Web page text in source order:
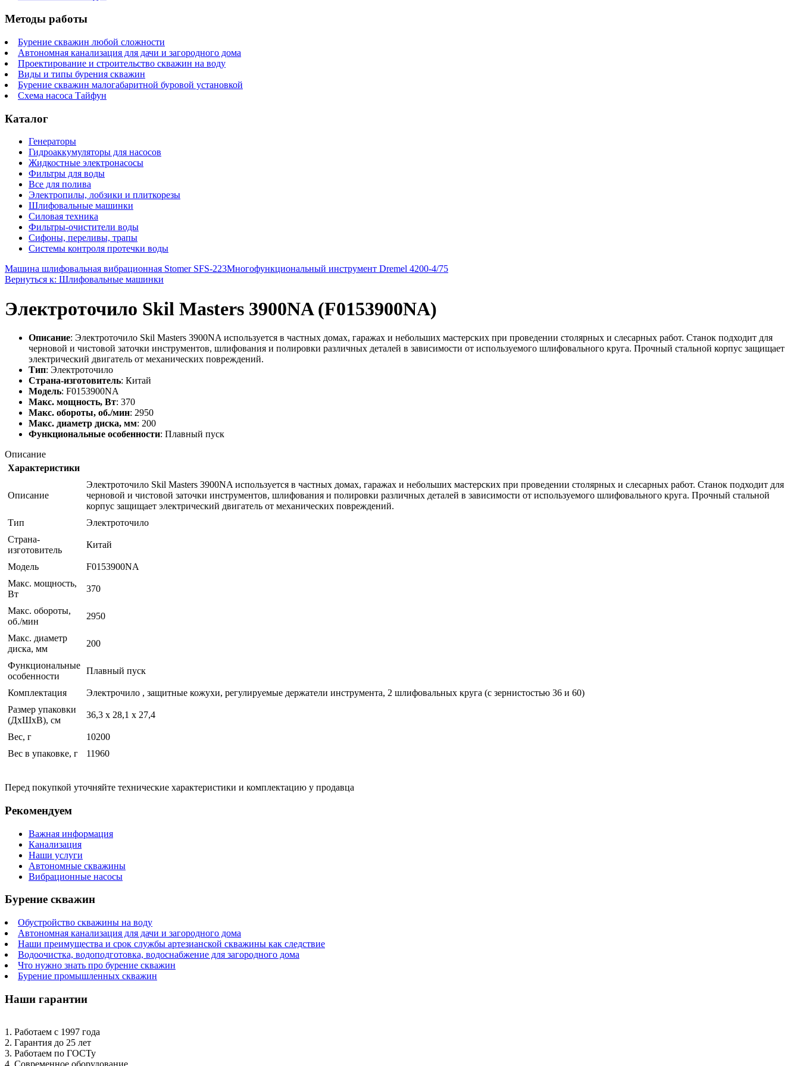
Методы работы
Бурение скважин любой сложности
Автономная канализация для дачи и загородного дома
Проектирование и строительство скважин на воду
Виды и типы бурения скважин
Бурение скважин малогабаритной буровой установкой
Схема насоса Тайфун
Каталог
Генераторы
Гидроаккумуляторы для насосов
Жидкостные электронасосы
Фильтры для воды
Все для полива
Электропилы, лобзики и плиткорезы
Шлифовальные машинки
Силовая техника
Фильтры-очистители воды
Сифоны, переливы, трапы
Системы контроля протечки воды
Машина шлифовальная вибрационная Stomer SFS-223Многофункциональный инструмент Dremel 4200-4/75
Вернуться к: Шлифовальные машинки
Электроточило Skil Masters 3900NA (F0153900NA)
Описание: Электроточило Skil Masters 3900NA используется в частных домах, гаражах и небольших мастерских при проведении столярных и слесарных работ. Станок подходит для
черновой и чистовой заточки инструментов, шлифования и полировки различных деталей в зависимости от используемого шлифовального круга. Прочный стальной корпус защищает
электрический двигатель от механических повреждений.
Тип: Электроточило
Страна-изготовитель: Китай
Модель: F0153900NA
Макс. мощность, Вт: 370
Макс. обороты, об./мин: 2950
Макс. диаметр диска, мм: 200
Функциональные особенности: Плавный пуск
Описание
Характеристики
Описание
Электроточило Skil Masters 3900NA используется в частных домах, гаражах и небольших мастерских при проведении столярных и слесарных работ. Станок подходит для
черновой и чистовой заточки инструментов, шлифования и полировки различных деталей в зависимости от используемого шлифовального круга. Прочный стальной
корпус защищает электрический двигатель от механических повреждений.
Тип
Электроточило
Страна-
изготовитель
Китай
Модель
F0153900NA
Макс. мощность,
Вт
370
Макс. обороты,
об./мин
2950
Макс. диаметр
диска, мм
200
Функциональные
особенности
Плавный пуск
Комплектация
Электрочило , защитные кожухи, регулируемые держатели инструмента, 2 шлифовальных круга (с зернистостью 36 и 60)
Размер упаковки
(ДхШхВ), см
36,3 х 28,1 х 27,4
Вес, г
10200
Вес в упаковке, г
11960
Перед покупкой уточняйте технические характеристики и комплектацию у продавца
Рекомендуем
Важная информация
Канализация
Наши услуги
Автономные скважины
Вибрационные насосы
Бурение скважин
Обустройство скважины на воду
Автономная канализация для дачи и загородного дома
Наши преимущества и срок службы артезианской скважины как следствие
Водоочистка, водоподготовка, водоснабжение для загородного дома
Что нужно знать про бурение скважин
Бурение промышленных скважин
Наши гарантии
1. Работаем с 1997 года
2. Гарантия до 25 лет
3. Работаем по ГОСТу
4. Современное оборудование